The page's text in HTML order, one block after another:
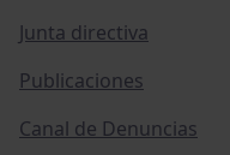
Junta directiva
Publicaciones
Canal de Denuncias